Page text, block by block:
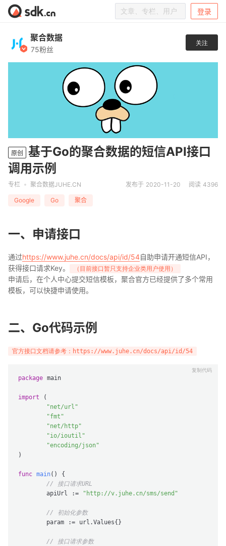
登录
原创
基于Go的聚合数据的短信API接口
调用示例
专栏 聚合数据JUHE.CN 发布于 2020-11-20 阅读 4396
Google Go 聚合
一、申请接口
通过https://www.juhe.cn/docs/api/id/54自助申请开通短信API，
获得接口请求Key。
（目前接口暂只支持企业类用户使用）
申请后，在个人中心提交短信模板，聚合官方已经提供了多个常用
模板，可以快捷申请使用。
二、Go代码示例
官方接口文档请参考：https://www.juhe.cn/docs/api/id/54
package main
import (
"net/url"
"fmt"
"net/http"
"io/ioutil"
"encoding/json"
)
func main()
{
// 接口请求URL
	apiUrl :=
"http://v.juhe.cn/sms/send"
// 初始化参数
// 接口请求参数
聚合数据
75粉丝
关注